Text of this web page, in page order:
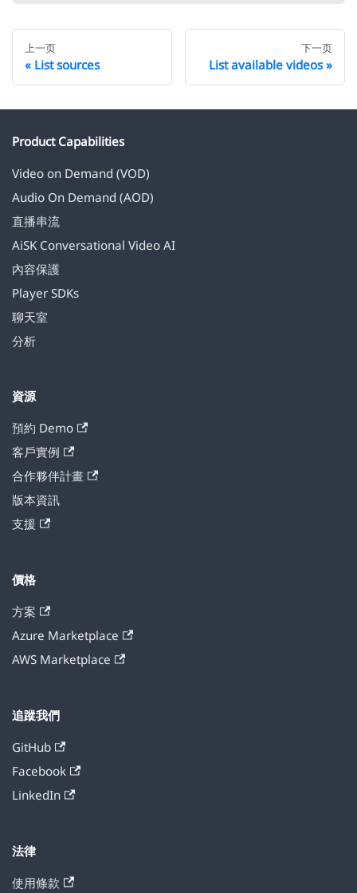
上一页
List sources
下一页
List available videos
Product Capabilities
Video on Demand (VOD)
Audio On Demand (AOD)
直播串流
AiSK Conversational Video AI
內容保護
Player SDKs
聊天室
分析
資源
預約 Demo
客戶實例
合作夥伴計畫
版本資訊
支援
價格
方案
Azure Marketplace
AWS Marketplace
追蹤我們
GitHub
Facebook
LinkedIn
法律
使用條款